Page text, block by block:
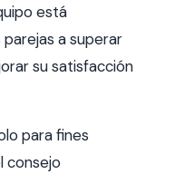
está
a superar
su satisfacción
para fines
consejo